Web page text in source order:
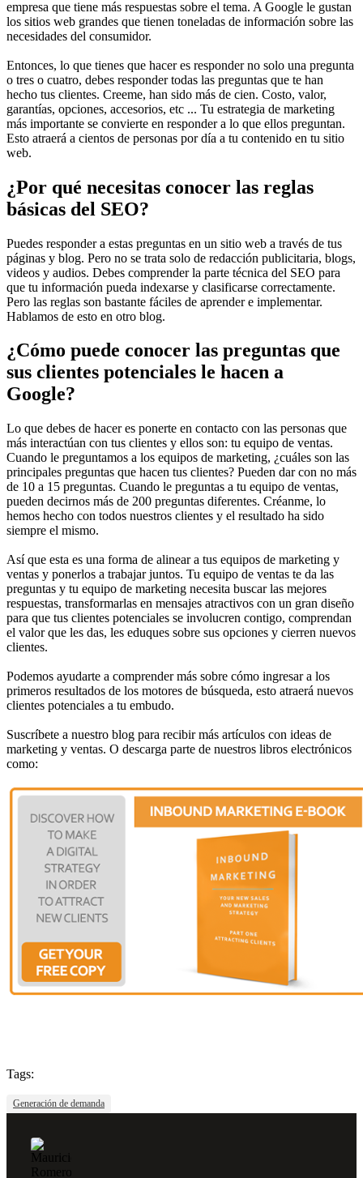
empresa que tiene más respuestas sobre el tema. A Google le gustan
los sitios web grandes que tienen toneladas de información sobre las
necesidades del consumidor.
Entonces, lo que tienes que hacer es responder no solo una pregunta
o tres o cuatro, debes responder todas las preguntas que te han
hecho tus clientes. Creeme, han sido más de cien. Costo, valor,
garantías, opciones, accesorios, etc ... Tu estrategia de marketing
más importante se convierte en responder a lo que ellos preguntan.
Esto atraerá a cientos de personas por día a tu contenido en tu sitio
web.
¿Por qué necesitas conocer las reglas
básicas del SEO?
Puedes responder a estas preguntas en un sitio web a través de tus
páginas y blog. Pero no se trata solo de redacción publicitaria, blogs,
videos y audios. Debes comprender la parte técnica del SEO para
que tu información pueda indexarse y clasificarse correctamente.
Pero las reglas son bastante fáciles de aprender e implementar.
Hablamos de esto en otro blog.
¿Cómo puede conocer las preguntas que
sus clientes potenciales le hacen a
Google?
Lo que debes de hacer es ponerte en contacto con las personas que
más interactúan con tus clientes y ellos son: tu equipo de ventas.
Cuando le preguntamos a los equipos de marketing, ¿cuáles son las
principales preguntas que hacen tus clientes? Pueden dar con no más
de 10 a 15 preguntas. Cuando le preguntas a tu equipo de ventas,
pueden decirnos más de 200 preguntas diferentes. Créanme, lo
hemos hecho con todos nuestros clientes y el resultado ha sido
siempre el mismo.
Así que esta es una forma de alinear a tus equipos de marketing y
ventas y ponerlos a trabajar juntos. Tu equipo de ventas te da las
preguntas y tu equipo de marketing necesita buscar las mejores
respuestas, transformarlas en mensajes atractivos con un gran diseño
para que tus clientes potenciales se involucren contigo, comprendan
el valor que les das, les eduques sobre sus opciones y cierren nuevos
clientes.
Podemos ayudarte a comprender más sobre cómo ingresar a los
primeros resultados de los motores de búsqueda, esto atraerá nuevos
clientes potenciales a tu embudo.
Suscríbete a nuestro blog para recibir más artículos con ideas de
marketing y ventas. O descarga parte de nuestros libros electrónicos
como:
Tags:
Generación de demanda